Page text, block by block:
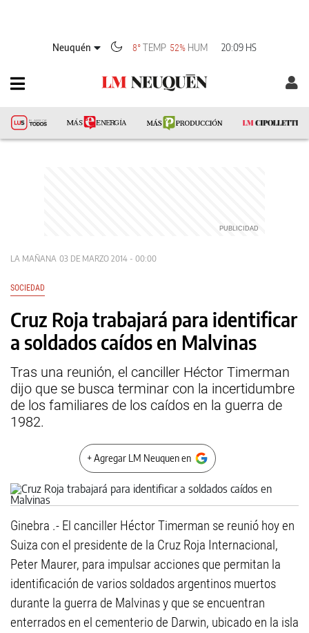
Neuquén 8° TEMP 52% HUM 20:09 HS
LA MAÑANA 03 DE MARZO 2014 - 00:00
SOCIEDAD
Cruz Roja trabajará para identificar
a soldados caídos en Malvinas
Tras una reunión, el canciller Héctor Timerman
dijo que se busca terminar con la incertidumbre
de los familiares de los caídos en la guerra de
1982.
+ Agregar LM Neuquen en
Ginebra .- El canciller Héctor Timerman se reunió hoy en
Suiza con el presidente de la Cruz Roja Internacional,
Peter Maurer, para impulsar acciones que permitan la
identificación de varios soldados argentinos muertos
durante la guerra de Malvinas y que se encuentran
enterrados en el cementerio de Darwin, ubicado en la isla